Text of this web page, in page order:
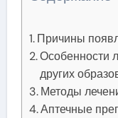
Причины
Особенности
других
Методы
Аптечные